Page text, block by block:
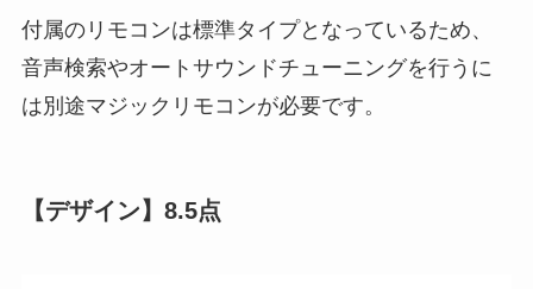
付属のリモコンは標準タイプとなっているため、
音声検索やオートサウンドチューニングを行うに
は別途マジックリモコンが必要です。
【デザイン】8.5点